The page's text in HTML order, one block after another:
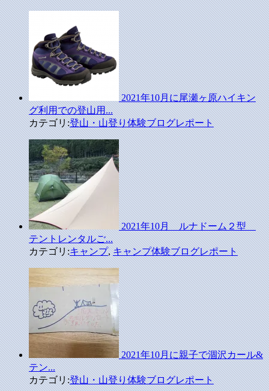
2021年10月に尾瀬ヶ原ハイキン
グ利用での登山用...
カテゴリ:登山・山登り体験ブログレポート
2021年10月 ルナドーム２型
テントレンタルご...
カテゴリ:キャンプ,キャンプ体験ブログレポート
2021年10月に親子で涸沢カール&
テン...
カテゴリ:登山・山登り体験ブログレポート